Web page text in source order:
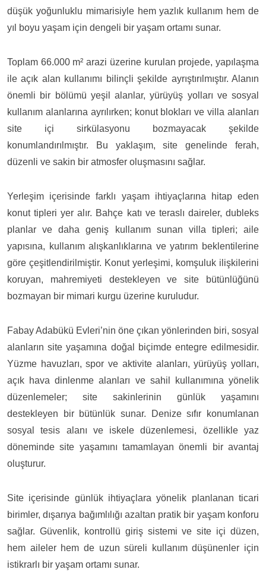
düşük yoğunluklu mimarisiyle hem yazlık kullanım hem de
yıl boyu yaşam için dengeli bir yaşam ortamı sunar.
Toplam 66.000 m² arazi üzerine kurulan projede, yapılaşma
ile açık alan kullanımı bilinçli şekilde ayrıştırılmıştır. Alanın
önemli bir bölümü yeşil alanlar, yürüyüş yolları ve sosyal
kullanım alanlarına ayrılırken; konut blokları ve villa alanları
site içi sirkülasyonu bozmayacak şekilde
konumlandırılmıştır. Bu yaklaşım, site genelinde ferah,
düzenli ve sakin bir atmosfer oluşmasını sağlar.
Yerleşim içerisinde farklı yaşam ihtiyaçlarına hitap eden
konut tipleri yer alır. Bahçe katı ve teraslı daireler, dubleks
planlar ve daha geniş kullanım sunan villa tipleri; aile
yapısına, kullanım alışkanlıklarına ve yatırım beklentilerine
göre çeşitlendirilmiştir. Konut yerleşimi, komşuluk ilişkilerini
koruyan, mahremiyeti destekleyen ve site bütünlüğünü
bozmayan bir mimari kurgu üzerine kuruludur.
Fabay Adabükü Evleri’nin öne çıkan yönlerinden biri, sosyal
alanların site yaşamına doğal biçimde entegre edilmesidir.
Yüzme havuzları, spor ve aktivite alanları, yürüyüş yolları,
açık hava dinlenme alanları ve sahil kullanımına yönelik
düzenlemeler; site sakinlerinin günlük yaşamını
destekleyen bir bütünlük sunar. Denize sıfır konumlanan
sosyal tesis alanı ve iskele düzenlemesi, özellikle yaz
döneminde site yaşamını tamamlayan önemli bir avantaj
oluşturur.
Site içerisinde günlük ihtiyaçlara yönelik planlanan ticari
birimler, dışarıya bağımlılığı azaltan pratik bir yaşam konforu
sağlar. Güvenlik, kontrollü giriş sistemi ve site içi düzen,
hem aileler hem de uzun süreli kullanım düşünenler için
istikrarlı bir yaşam ortamı sunar.